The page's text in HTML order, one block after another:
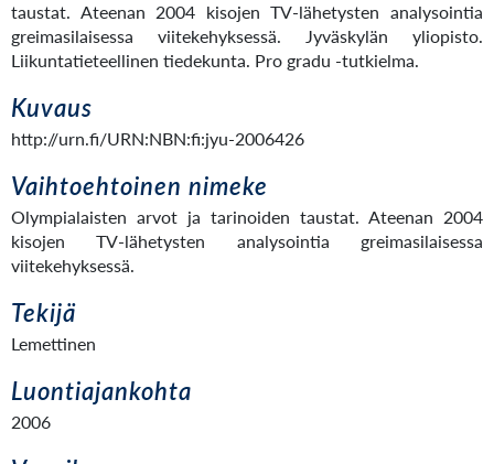
taustat. Ateenan 2004 kisojen TV-lähetysten analysointia
greimasilaisessa viitekehyksessä. Jyväskylän yliopisto.
Liikuntatieteellinen tiedekunta. Pro gradu -tutkielma.
Kuvaus
http://urn.fi/URN:NBN:fi:jyu-2006426
Vaihtoehtoinen nimeke
Olympialaisten arvot ja tarinoiden taustat. Ateenan 2004
kisojen TV-lähetysten analysointia greimasilaisessa
viitekehyksessä.
Tekijä
Lemettinen
Luontiajankohta
2006